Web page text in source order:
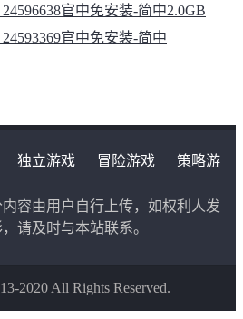
官中免安装-简中2.0GB
官中免安装-简中
独立游戏 冒险游戏
策略游
容由用户自行上传，如权利人发
请及时与本站联系。
2020 All Rights Reserved.